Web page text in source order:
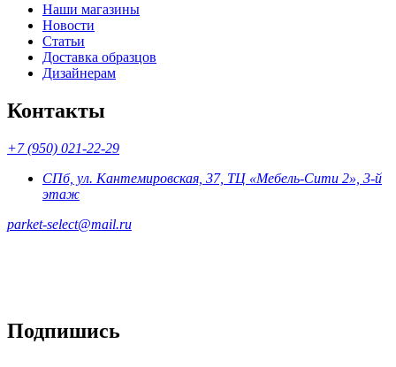
Наши магазины
Новости
Статьи
Доставка образцов
Дизайнерам
Контакты
+7 (950) 021-22-29
СПб, ул. Кантемировская, 37, ТЦ «Мебель-Сити 2», 3-й
этаж
parket-select@mail.ru
Подпишись